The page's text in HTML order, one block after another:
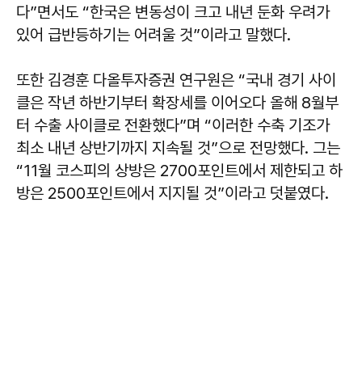
다”면서도 “한국은 변동성이 크고 내년 둔화 우려가
있어 급반등하기는 어려울 것”이라고 말했다.
또한 김경훈 다올투자증권 연구원은 “국내 경기 사이
클은 작년 하반기부터 확장세를 이어오다 올해 8월부
터 수출 사이클로 전환했다”며 “이러한 수축 기조가
최소 내년 상반기까지 지속될 것”으로 전망했다. 그는
“11월 코스피의 상방은 2700포인트에서 제한되고 하
방은 2500포인트에서 지지될 것”이라고 덧붙였다.